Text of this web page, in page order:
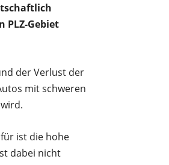
PLZ-Gebiet
der Verlust der
mit schweren
ist die hohe
dabei nicht